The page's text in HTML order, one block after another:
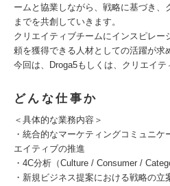
ームと協業しながら、戦略に基づき、
までを共創していきます。
クリエイティブチームにインスピレー
頼を獲得できる人材としての活躍が求
今回は、Droga5もしくは、クリエイテ
どんな仕事か
＜具体的な業務内容＞
・統合的なマーケティングコミュニ
エイティブの推進
・4C分析（Culture / Consumer /
・新規ビジネス提案における戦略の立